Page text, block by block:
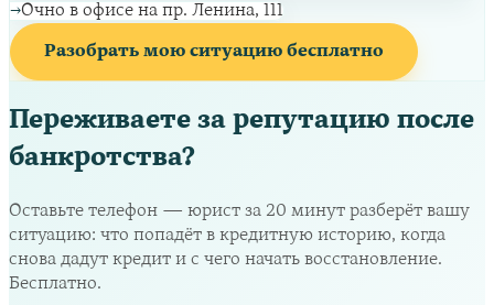
→Очно в офисе на пр. Ленина, 111
Разобрать мою ситуацию бесплатно
Переживаете за репутацию после
банкротства?
Оставьте телефон — юрист за 20 минут разберёт вашу
ситуацию: что попадёт в кредитную историю, когда
снова дадут кредит и с чего начать восстановление.
Бесплатно.